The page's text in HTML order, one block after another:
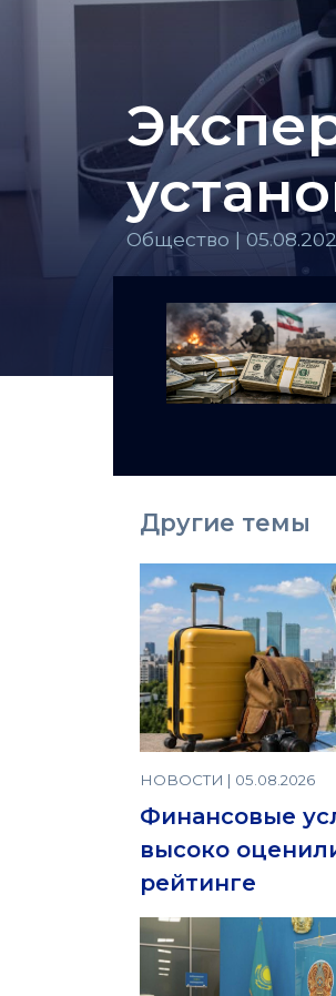
Общество |
Другие темы
НОВОСТИ | 05.08.2026
Финансовые
высоко
рейтинге